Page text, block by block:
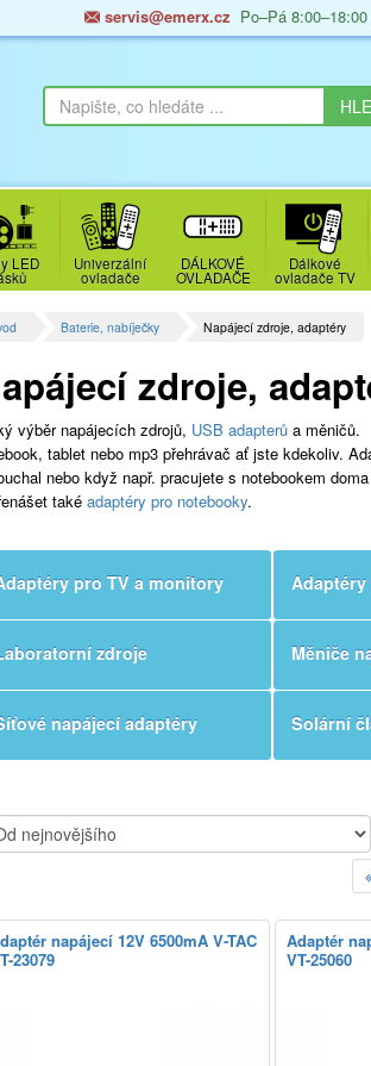
servis@emerx.cz Po–Pá 8:00–18:00
LED Univerzální
ovladače
DÁLKOVÉ
OVLADAČE
Dálkové
ovladače TV
Baterie, nabíječky Napájecí zdroje, adaptéry
zdroje,
výběr napájecích zdrojů, USB adapterů a měničů.
tablet nebo mp3 přehrávač ať jste kdekoliv.
nebo když např. pracujete s notebookem
také adaptéry pro notebooky.
pro TV a monitory Adaptéry
zdroje Měniče
napájecí adaptéry Solární
napájecí 12V 6500mA V-TAC
23079
Adaptér
VT-25060